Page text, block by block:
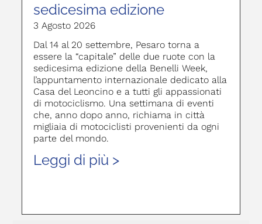
sedicesima edizione
3 Agosto 2026
Dal 14 al 20 settembre, Pesaro torna a
essere la “capitale” delle due ruote con la
sedicesima edizione della Benelli Week,
l’appuntamento internazionale dedicato alla
Casa del Leoncino e a tutti gli appassionati
di motociclismo. Una settimana di eventi
che, anno dopo anno, richiama in città
migliaia di motociclisti provenienti da ogni
parte del mondo.
Leggi di più >